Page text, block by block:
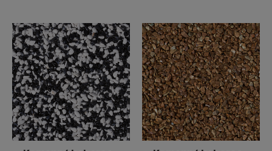
variant.
Možnosti
lze
vybrat
na
stránce
produktu
variant.
lze
vybrat
na
stránce